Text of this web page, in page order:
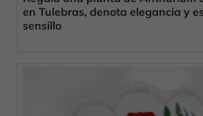
en Tulebras, denota elegancia y
sensillo